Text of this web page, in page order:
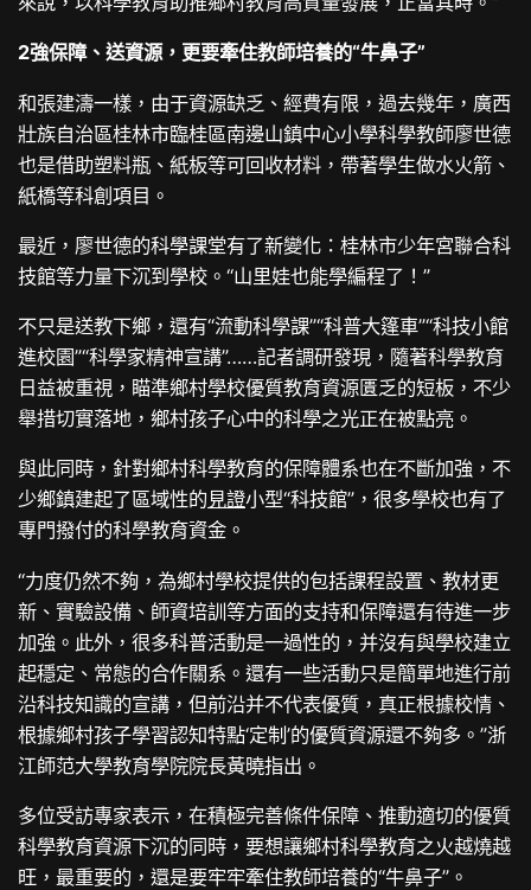
2強保障、送資源，更要牽住教師培養的“牛鼻子”
和張建濤一樣，由于資源缺乏、經費有限，過去幾年，廣西
壯族自治區桂林市臨桂區南邊山鎮中心小學科學教師廖世德
也是借助塑料瓶、紙板等可回收材料，帶著學生做水火箭、
紙橋等科創項目。
最近，廖世德的科學課堂有了新變化：桂林市少年宮聯合科
技館等力量下沉到學校。“山里娃也能學編程了！”
不只是送教下鄉，還有“流動科學課”“科普大篷車”“科技小館
進校園”“科學家精神宣講”……記者調研發現，隨著科學教育
日益被重視，瞄準鄉村學校優質教育資源匱乏的短板，不少
舉措切實落地，鄉村孩子心中的科學之光正在被點亮。
與此同時，針對鄉村科學教育的保障體系也在不斷加強，不
少鄉鎮建起了區域性的 見證小型“科技館”，很多學校也有了
專門撥付的科學教育資金。
“力度仍然不夠，為鄉村學校提供的包括課程設置、教材更
新、實驗設備、師資培訓等方面的支持和保障還有待進一步
加強。此外，很多科普活動是一過性的，并沒有與學校建立
起穩定、常態的合作關系。還有一些活動只是簡單地進行前
沿科技知識的宣講，但前沿并不代表優質，真正根據校情、
根據鄉村孩子學習認知特點‘定制’的優質資源還不夠多。”浙
江師范大學教育學院院長黃曉指出。
多位受訪專家表示，在積極完善條件保障、推動適切的優質
科學教育資源下沉的同時，要想讓鄉村科學教育之火越燒越
旺，最重要的，還是要牢牢牽住教師培養的“牛鼻子”。